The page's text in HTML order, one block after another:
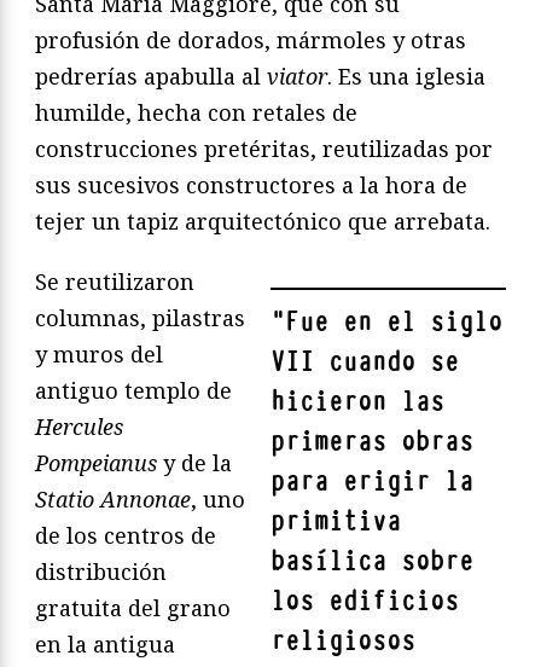
profusión de dorados, mármoles y otras
pedrerías apabulla al viator. Es una iglesia
humilde, hecha con retales de
construcciones pretéritas, reutilizadas por
sus sucesivos constructores a la hora de
tejer un tapiz arquitectónico que arrebata.
"Fue en el siglo
VII cuando se
hicieron las
primeras obras
para erigir la
primitiva
basílica sobre
los edificios
religiosos
Se reutilizaron
columnas, pilastras
y muros del
antiguo templo de
Hercules
Pompeianus y de la
Statio Annonae, uno
de los centros de
distribución
gratuita del grano
en la antigua